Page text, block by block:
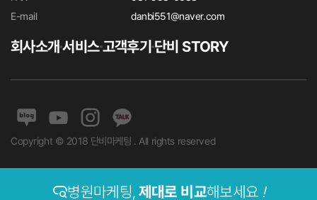
병원마케팅, 제대로 비교해보세요 !
E-mail
danbi551@naver.com
회사소개서비스고객후기단비 STORY
Copyright © 2018 단비마케팅 . All rights reserved